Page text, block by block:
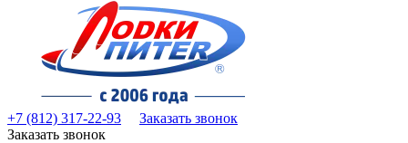
+7 (812) 317-22-93
Заказать звонок
Заказать звонок